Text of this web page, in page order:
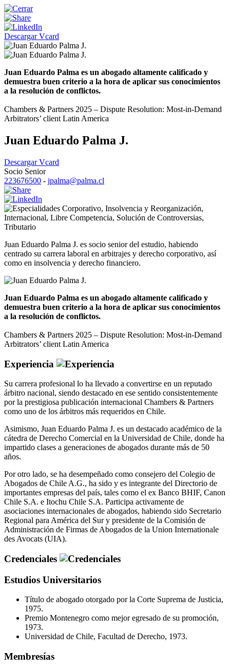
Descargar Vcard
Juan Eduardo Palma es un abogado altamente calificado y
demuestra buen criterio a la hora de aplicar sus conocimientos
a la resolución de conflictos.
Chambers & Partners 2025 – Dispute Resolution: Most-in-Demand
Arbitrators’ client Latin America
Juan Eduardo Palma J.
Descargar Vcard
Socio Senior
223676500 - jpalma@palma.cl
Corporativo, Insolvencia y Reorganización,
Internacional, Libre Competencia, Solución de Controversias,
Tributario
Juan Eduardo Palma J. es socio senior del estudio, habiendo
centrado su carrera laboral en arbitrajes y derecho corporativo, así
como en insolvencia y derecho financiero.
Juan Eduardo Palma es un abogado altamente calificado y
demuestra buen criterio a la hora de aplicar sus conocimientos
a la resolución de conflictos.
Chambers & Partners 2025 – Dispute Resolution: Most-in-Demand
Arbitrators’ client Latin America
Experiencia
Su carrera profesional lo ha llevado a convertirse en un reputado
árbitro nacional, siendo destacado en ese sentido consistentemente
por la prestigiosa publicación internacional Chambers & Partners
como uno de los árbitros más requeridos en Chile.
Asimismo, Juan Eduardo Palma J. es un destacado académico de la
cátedra de Derecho Comercial en la Universidad de Chile, donde ha
impartido clases a generaciones de abogados durante más de 50
años.
Por otro lado, se ha desempeñado como consejero del Colegio de
Abogados de Chile A.G., ha sido y es integrante del Directorio de
importantes empresas del país, tales como el ex Banco BHIF, Canon
Chile S.A. e Itochu Chile S.A. Participa activamente de
asociaciones internacionales de abogados, habiendo sido Secretario
Regional para América del Sur y presidente de la Comisión de
Administración de Firmas de Abogados de la Union Internationale
des Avocats (UIA).
Credenciales
Estudios Universitarios
Título de abogado otorgado por la Corte Suprema de Justicia,
1975.
Premio Montenegro como mejor egresado de su promoción,
1973.
Universidad de Chile, Facultad de Derecho, 1973.
Membresías